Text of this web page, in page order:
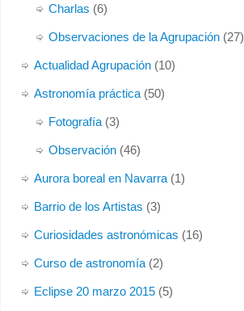
Charlas (6)
Observaciones de la Agrupación(27)
Actualidad Agrupación(10)
Astronomía práctica(50)
Fotografía(3)
Observación(46)
Aurora boreal en Navarra(1)
Barrio de los Artistas (3)
Curiosidades astronómicas (16)
Curso de astronomía(2)
Eclipse 20 marzo 2015(5)